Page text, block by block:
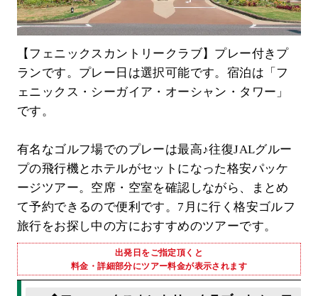
【フェニックスカントリークラブ】プレー付きプ
ランです。プレー日は選択可能です。宿泊は「フ
ェニックス・シーガイア・オーシャン・タワー」
です。
有名なゴルフ場でのプレーは最高♪往復JALグルー
プの飛行機とホテルがセットになった格安パッケ
ージツアー。空席・空室を確認しながら、まとめ
て予約できるので便利です。7月に行く格安ゴルフ
旅行をお探し中の方におすすめのツアーです。
出発日をご指定頂くと
料金・詳細部分にツアー料金が表示されます